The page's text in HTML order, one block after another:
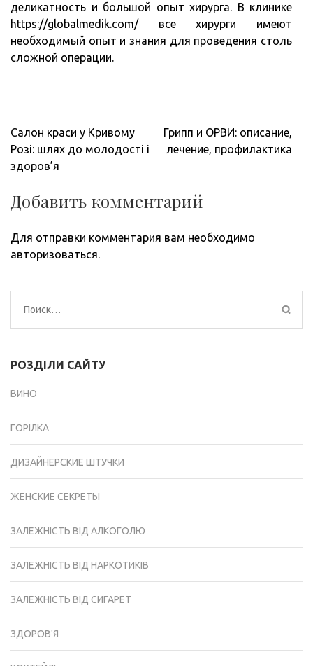
деликатность и большой опыт хирурга. В клинике
https://globalmedik.com/ все хирурги имеют
необходимый опыт и знания для проведения столь
сложной операции.
Навигация
по
записям
Салон краси у Кривому
Розі: шлях до молодості і
здоров’я
Грипп и ОРВИ: описание,
лечение, профилактика
Добавить комментарий
Для отправки комментария вам необходимо
авторизоваться.
Найти:
РОЗДІЛИ САЙТУ
ВИНО
ГОРІЛКА
ДИЗАЙНЕРСКИЕ ШТУЧКИ
ЖЕНСКИЕ СЕКРЕТЫ
ЗАЛЕЖНІСТЬ ВІД АЛКОГОЛЮ
ЗАЛЕЖНІСТЬ ВІД НАРКОТИКІВ
ЗАЛЕЖНІСТЬ ВІД СИГАРЕТ
ЗДОРОВ'Я